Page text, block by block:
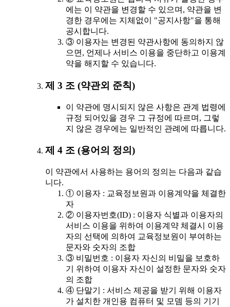
에는 이 약관을 변경할 수 있으며, 약관을 변
경한 경우에는 지체없이 "공지사항"을 통해
공시합니다.
③ 이용자는 변경된 약관사항에 동의하지 않
으면, 언제나 서비스 이용을 중단하고 이용계
약을 해지할 수 있습니다.
제 3 조 (약관외 준칙)
이 약관에 명시되지 않은 사항은 관계 법령에
규정 되어있을 경우 그 규정에 따르며, 그렇
지 않은 경우에는 일반적인 관례에 따릅니다.
제 4 조 (용어의 정의)
이 약관에서 사용하는 용어의 정의는 다음과 같습
니다.
① 이용자 : 교육정보원과 이용계약을 체결한
자
② 이용자번호(ID) : 이용자 식별과 이용자의
서비스 이용을 위하여 이용계약 체결시 이용
자의 선택에 의하여 교육정보원이 부여하는
문자와 숫자의 조합
③ 비밀번호 : 이용자 자신의 비밀을 보호하
기 위하여 이용자 자신이 설정한 문자와 숫자
의 조합
④ 단말기 : 서비스 제공을 받기 위해 이용자
가 설치한 개인용 컴퓨터 및 모뎀 등의 기기